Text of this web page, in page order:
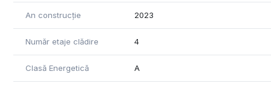
- paza permanenta, supraveghere video si control
An construcție 2023
Număr etaje clădire 4
Clasă Energetică A